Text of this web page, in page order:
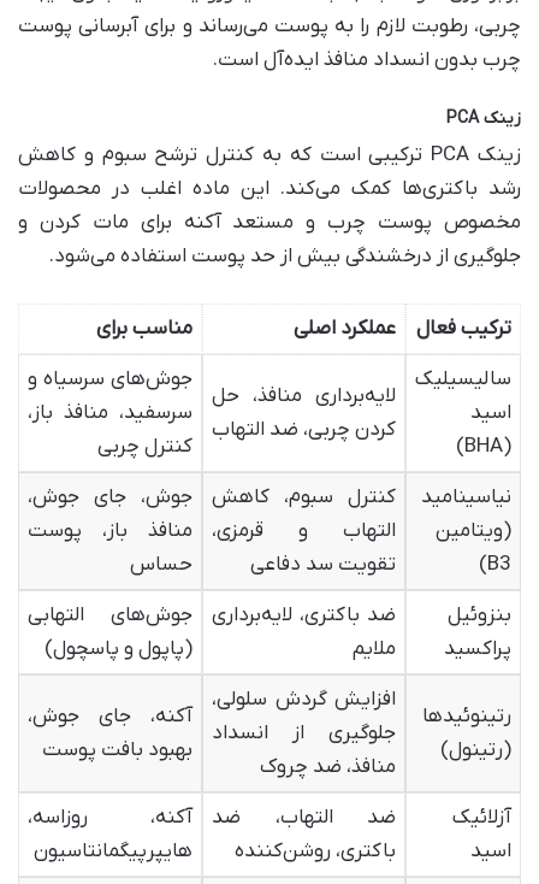
چربی، رطوبت لازم را به پوست می‌رساند و برای آبرسانی پوست
چرب بدون انسداد منافذ ایده‌آل است.
زینکPCA
زینک PCA ترکیبی است که به کنترل ترشح سبوم و کاهش
رشد باکتری‌ها کمک می‌کند. این ماده اغلب در محصولات
مخصوص پوست چرب و مستعد آکنه برای مات کردن و
جلوگیری از درخشندگی بیش از حد پوست استفاده می‌شود.
ترکیب فعال عملکرد اصلی
مناسب برای
سالیسیلیک
اسید
(BHA)
لایه‌برداری منافذ، حل
کردن چربی، ضد التهاب
جوش‌های سرسیاه و
سرسفید، منافذ باز،
کنترل چربی
نیاسینامید
(ویتامین
B3)
کنترل سبوم، کاهش
التهاب و قرمزی،
تقویت سد دفاعی
جوش، جای جوش،
منافذ باز، پوست
حساس
بنزوئیل
پراکسید
ضد باکتری، لایه‌برداری
ملایم
جوش‌های التهابی
(پاپول و پاسچول)
رتینوئیدها
(رتینول)
افزایش گردش سلولی،
جلوگیری از انسداد
منافذ، ضد چروک
آکنه، جای جوش،
بهبود بافت پوست
آزلائیک
اسید
ضد التهاب، ضد
باکتری، روشن‌کننده
آکنه، روزاسه،
هایپرپیگمانتاسیون